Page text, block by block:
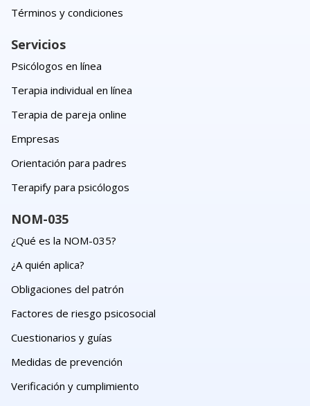
Términos y condiciones
Servicios
Psicólogos en línea
Terapia individual en línea
Terapia de pareja online
Empresas
Orientación para padres
Terapify para psicólogos
NOM-035
¿Qué es la NOM-035?
¿A quién aplica?
Obligaciones del patrón
Factores de riesgo psicosocial
Cuestionarios y guías
Medidas de prevención
Verificación y cumplimiento